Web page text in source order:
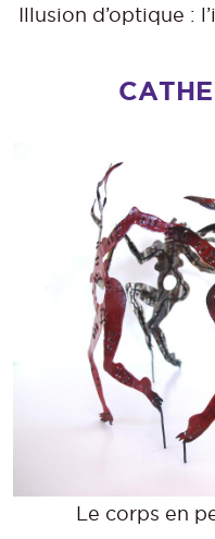
Illusion d’optique :
Le corps en